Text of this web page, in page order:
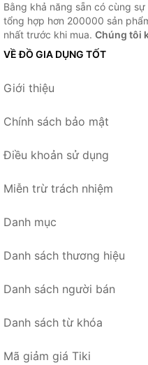
Bằng khả năng sẵn có cùng
tổng hợp hơn 200000 sản
nhất trước khi mua. Chúng tôi
VỀ ĐỒ GIA DỤNG TỐT
Giới thiệu
Chính sách bảo mật
Điều khoản sử dụng
Miễn trừ trách nhiệm
Danh mục
Danh sách thương hiệu
Danh sách người bán
Danh sách từ khóa
Mã giảm giá Tiki